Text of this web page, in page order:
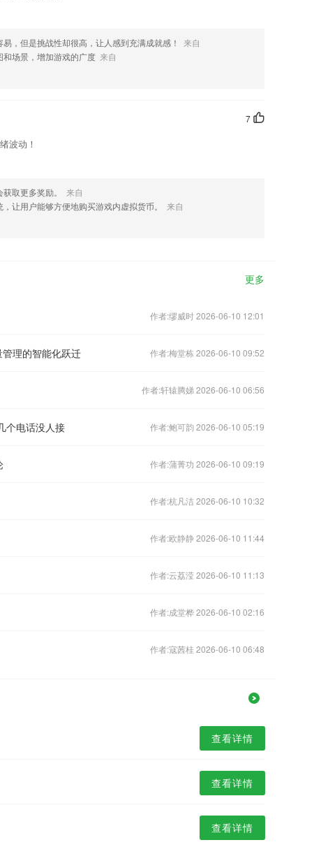
，但是挑战性却很高，让人感到充满成就感！
来自
场景，增加游戏的广度 来自
7
波动！
取更多奖励。
来自
让用户能够方便地购买游戏内虚拟货币。
来自
更多
作者:缪威时 2026-06-10 12:01
理的智能化跃迁 作者:梅堂栋 2026-06-10 09:52
作者:轩辕腾娣 2026-06-10 06:56
个电话没人接 作者:鲍可韵 2026-06-10 05:19
作者:蒲菁功 2026-06-10 09:19
作者:杭凡洁 2026-06-10 10:32
作者:欧静静 2026-06-10 11:44
作者:云荔滢 2026-06-10 11:13
作者:成堂桦 2026-06-10 02:16
作者:寇茜桂 2026-06-10 06:48
查看详情
查看详情
查看详情